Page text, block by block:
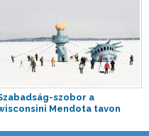
szobor a
Mendota tavon